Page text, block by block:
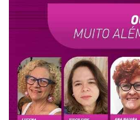
FacebookInstagramTwitter